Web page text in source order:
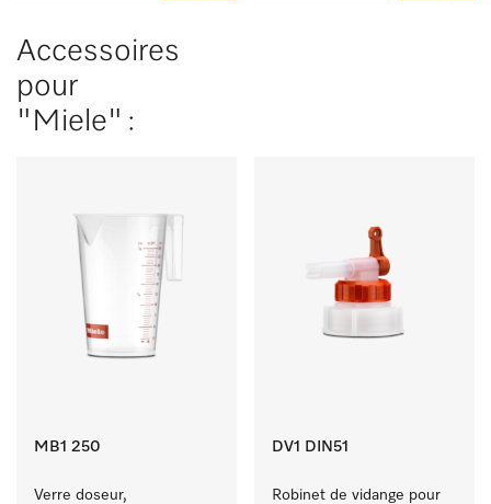
Accessoires
pour
"Miele" :
MB1 250
Verre doseur,
DV1 DIN51
Robinet de vidange pour